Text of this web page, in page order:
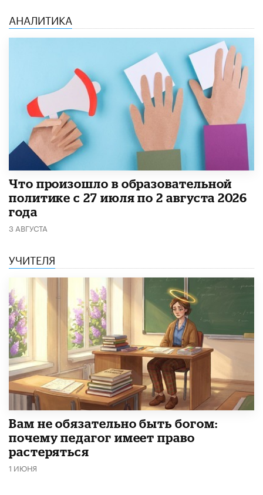
АНАЛИТИКА
​Что произошло в образовательной
политике с 27 июля по 2 августа 2026
года
3 АВГУСТА
УЧИТЕЛЯ
​Вам не обязательно быть богом:
почему педагог имеет право
растеряться
1 ИЮНЯ